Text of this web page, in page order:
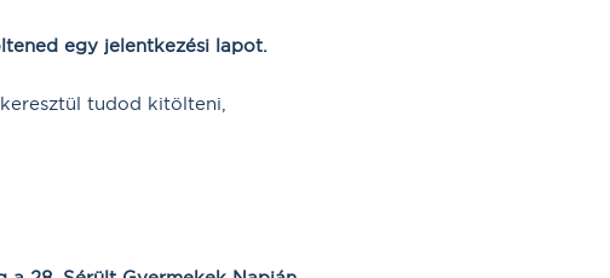
egy jelentkezési lapot.
tudod kitölteni,